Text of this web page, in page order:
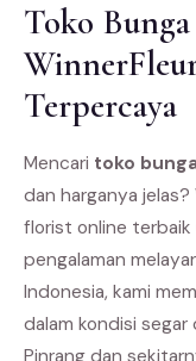
Toko
Terpercaya
Mencari toko
dan harganya jelas?
florist online terbaik
pengalaman
Indonesia, kami
dalam kondisi
Pinrang dan